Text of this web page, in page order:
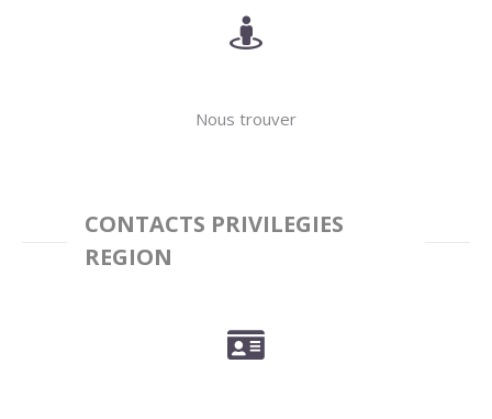
Nous trouver
CONTACTS PRIVILEGIES
REGION